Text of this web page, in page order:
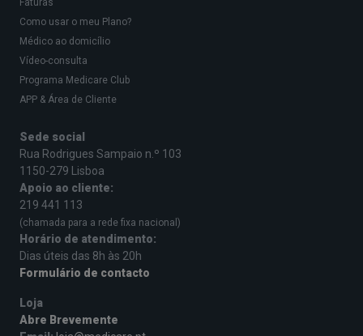
PSIQUIATRA EM VISEU
PSIQUIATRA EM MAFRA
PSIQUIATRA EM VIANA DO CASTELO
PSIQUIATRA EM TORRES VEDRAS
PSIQUIATRA EM VILA DO CONDE
PSIQUIATRA NO BARREIRO
PSIQUIATRA EM LOULÉ
Faturas
Como usar o meu Plano?
Médico ao domicílio
Vídeo-consulta
Programa Medicare Club
APP & Área de Cliente
Sede social
Rua Rodrigues Sampaio n.º 103
1150-279 Lisboa
Apoio ao cliente:
219 441 113
(chamada para a rede fixa nacional)
Horário de atendimento:
Dias úteis das 8h às 20h
Formulário de contacto
Loja
Abre Brevemente